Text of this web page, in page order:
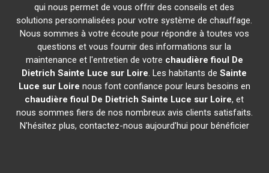
qui nous permet de vous offrir des conseils et des
solutions personnalisées pour votre système de chauffage.
Nous sommes à votre écoute pour répondre à toutes vos
questions et vous fournir des informations sur la
maintenance et l'entretien de votre chaudière fioul De
Dietrich Sainte Luce sur Loire. Les habitants deSainte
Luce sur Loire nous font confiance pour leurs besoins en
chaudière fioul De Dietrich Sainte Luce sur Loire, et
nous sommes fiers de nos nombreux avis clients satisfaits.
N'hésitez plus, contactez-nous aujourd'hui pour bénéficier